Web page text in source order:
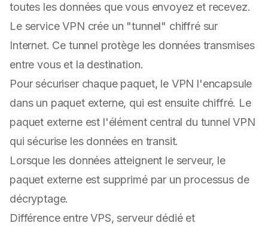
toutes les données que vous envoyez et recevez.
Le service VPN crée un "tunnel" chiffré sur
Internet. Ce tunnel protège les données transmises
entre vous et la destination.
Pour sécuriser chaque paquet, le VPN l'encapsule
dans un paquet externe, qui est ensuite chiffré. Le
paquet externe est l'élément central du tunnel VPN
qui sécurise les données en transit.
Lorsque les données atteignent le serveur, le
paquet externe est supprimé par un processus de
décryptage.
Différence entre VPS, serveur dédié et